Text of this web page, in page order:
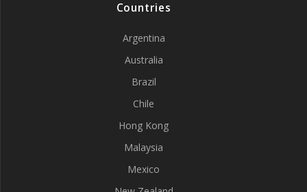
Countries
Argentina
Australia
Brazil
Chile
Hong Kong
Malaysia
Mexico